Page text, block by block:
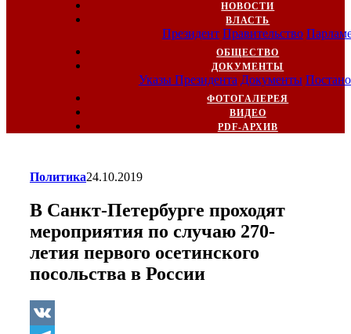
НОВОСТИ
ВЛАСТЬ
Президент Правительство
ОБЩЕСТВО
ДОКУМЕНТЫ
Указы Президента Документы
ФОТОГАЛЕРЕЯ
ВИДЕО
PDF-АРХИВ
Политика24.10.2019
В Санкт-Петербурге проходят
мероприятия по случаю 270-
летия первого осетинского
посольства в России